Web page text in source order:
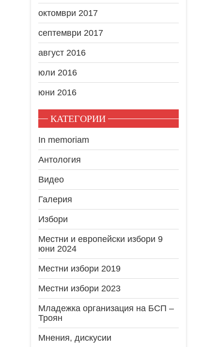
октомври 2017
септември 2017
август 2016
юли 2016
юни 2016
КАТЕГОРИИ
In memoriam
Антология
Видео
Галерия
Избори
Местни и европейски избори 9
юни 2024
Местни избори 2019
Местни избори 2023
Младежка организация на БСП –
Троян
Мнения, дискусии